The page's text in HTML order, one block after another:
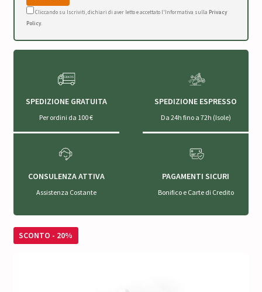
Cliccando su Iscriviti, dichiari di aver letto e accettato l'Informativa sulla Privacy
Policy.
SPEDIZIONE GRATUITA
Per ordini da 100 €
SPEDIZIONE ESPRESSO
Da 24h fino a 72h (Isole)
CONSULENZA ATTIVA
Assistenza Costante
PAGAMENTI SICURI
Bonifico e Carte di Credito
SCONTO - 20%